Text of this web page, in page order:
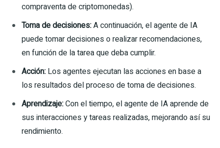
compraventa de criptomonedas).
Toma de decisiones:A continuación, el agente de IA
puede tomar decisiones o realizar recomendaciones,
en función de la tarea que deba cumplir.
Acción: Los agentes ejecutan las acciones en base a
los resultados del proceso de toma de decisiones.
Aprendizaje:Con el tiempo, el agente de IA aprende de
sus interacciones y tareas realizadas, mejorando así su
rendimiento.